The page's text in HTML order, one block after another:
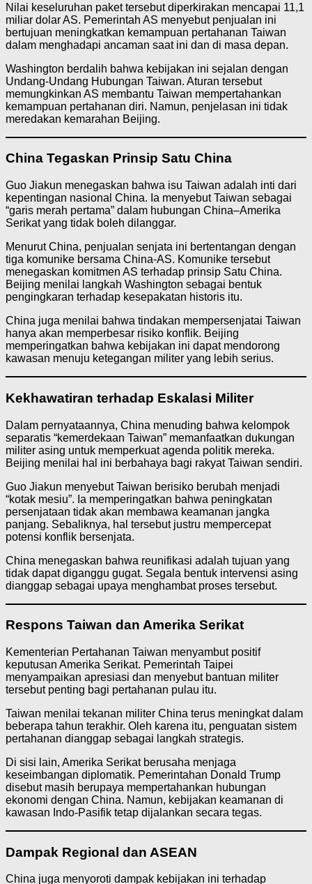
Nilai keseluruhan paket tersebut diperkirakan mencapai 11,1
miliar dolar AS. Pemerintah AS menyebut penjualan ini
bertujuan meningkatkan kemampuan pertahanan Taiwan
dalam menghadapi ancaman saat ini dan di masa depan.
Washington berdalih bahwa kebijakan ini sejalan dengan
Undang-Undang Hubungan Taiwan. Aturan tersebut
memungkinkan AS membantu Taiwan mempertahankan
kemampuan pertahanan diri. Namun, penjelasan ini tidak
meredakan kemarahan Beijing.
China Tegaskan Prinsip Satu China
Guo Jiakun menegaskan bahwa isu Taiwan adalah inti dari
kepentingan nasional China. Ia menyebut Taiwan sebagai
“garis merah pertama” dalam hubungan China–Amerika
Serikat yang tidak boleh dilanggar.
Menurut China, penjualan senjata ini bertentangan dengan
tiga komunike bersama China-AS. Komunike tersebut
menegaskan komitmen AS terhadap prinsip Satu China.
Beijing menilai langkah Washington sebagai bentuk
pengingkaran terhadap kesepakatan historis itu.
China juga menilai bahwa tindakan mempersenjatai Taiwan
hanya akan memperbesar risiko konflik. Beijing
memperingatkan bahwa kebijakan ini dapat mendorong
kawasan menuju ketegangan militer yang lebih serius.
Kekhawatiran terhadap Eskalasi Militer
Dalam pernyataannya, China menuding bahwa kelompok
separatis “kemerdekaan Taiwan” memanfaatkan dukungan
militer asing untuk memperkuat agenda politik mereka.
Beijing menilai hal ini berbahaya bagi rakyat Taiwan sendiri.
Guo Jiakun menyebut Taiwan berisiko berubah menjadi
“kotak mesiu”. Ia memperingatkan bahwa peningkatan
persenjataan tidak akan membawa keamanan jangka
panjang. Sebaliknya, hal tersebut justru mempercepat
potensi konflik bersenjata.
China menegaskan bahwa reunifikasi adalah tujuan yang
tidak dapat diganggu gugat. Segala bentuk intervensi asing
dianggap sebagai upaya menghambat proses tersebut.
Respons Taiwan dan Amerika Serikat
Kementerian Pertahanan Taiwan menyambut positif
keputusan Amerika Serikat. Pemerintah Taipei
menyampaikan apresiasi dan menyebut bantuan militer
tersebut penting bagi pertahanan pulau itu.
Taiwan menilai tekanan militer China terus meningkat dalam
beberapa tahun terakhir. Oleh karena itu, penguatan sistem
pertahanan dianggap sebagai langkah strategis.
Di sisi lain, Amerika Serikat berusaha menjaga
keseimbangan diplomatik. Pemerintahan Donald Trump
disebut masih berupaya mempertahankan hubungan
ekonomi dengan China. Namun, kebijakan keamanan di
kawasan Indo-Pasifik tetap dijalankan secara tegas.
Dampak Regional dan ASEAN
China juga menyoroti dampak kebijakan ini terhadap